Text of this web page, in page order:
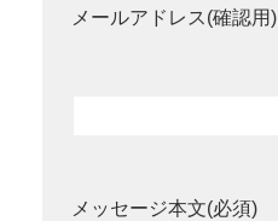
メールアドレス(確認用)
メッセージ本文(必須)